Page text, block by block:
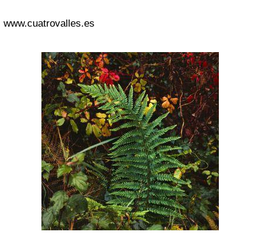
www.cuatrovalles.es